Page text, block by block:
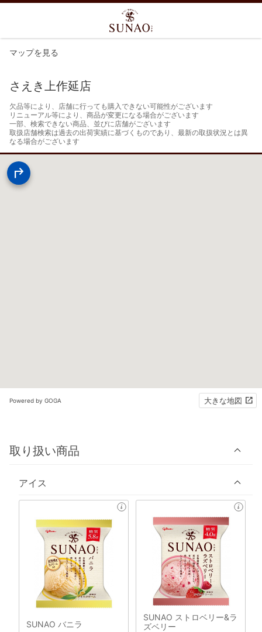
マップを見る
さえき上作延店
欠品等により、店舗に行っても購入できない可能性がございます
リニューアル等により、商品が変更になる場合がございます
一部、検索できない商品、並びに店舗がございます
取扱店舗検索は過去の出荷実績に基づくものであり、最新の取扱状況とは異
なる場合がございます
Powered by GOGA 大きな地図
取り扱い商品
アイス
SUNAO バニラ
SUNAO ストロベリー&ラ
ズベリー